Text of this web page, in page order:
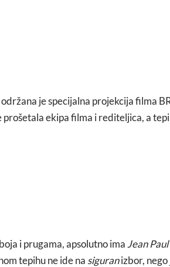
je specijalna projekcija filma
ekipa filma i rediteljica, a
i prugama, apsolutno ima Jean
tepihu ne ide na siguranizbor, nego